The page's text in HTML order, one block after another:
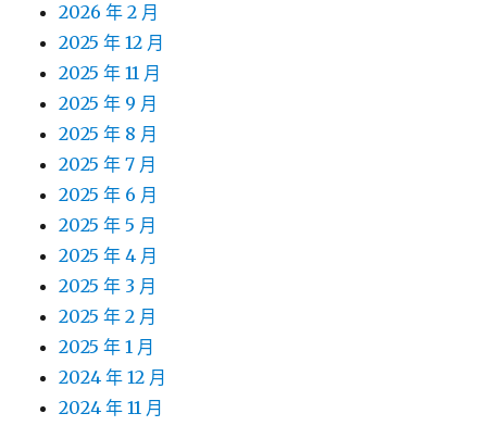
2026 年 2 月
2025 年 12 月
2025 年 11 月
2025 年 9 月
2025 年 8 月
2025 年 7 月
2025 年 6 月
2025 年 5 月
2025 年 4 月
2025 年 3 月
2025 年 2 月
2025 年 1 月
2024 年 12 月
2024 年 11 月